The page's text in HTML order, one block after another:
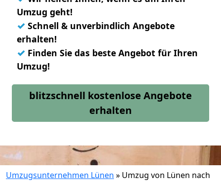
Umzug geht!
✓ Schnell & unverbindlich Angebote
erhalten!
✓ Finden Sie das beste Angebot für Ihren
Umzug!
blitzschnell kostenlose Angebote
erhalten
Umzugsunternehmen Lünen » Umzug von Lünen nach